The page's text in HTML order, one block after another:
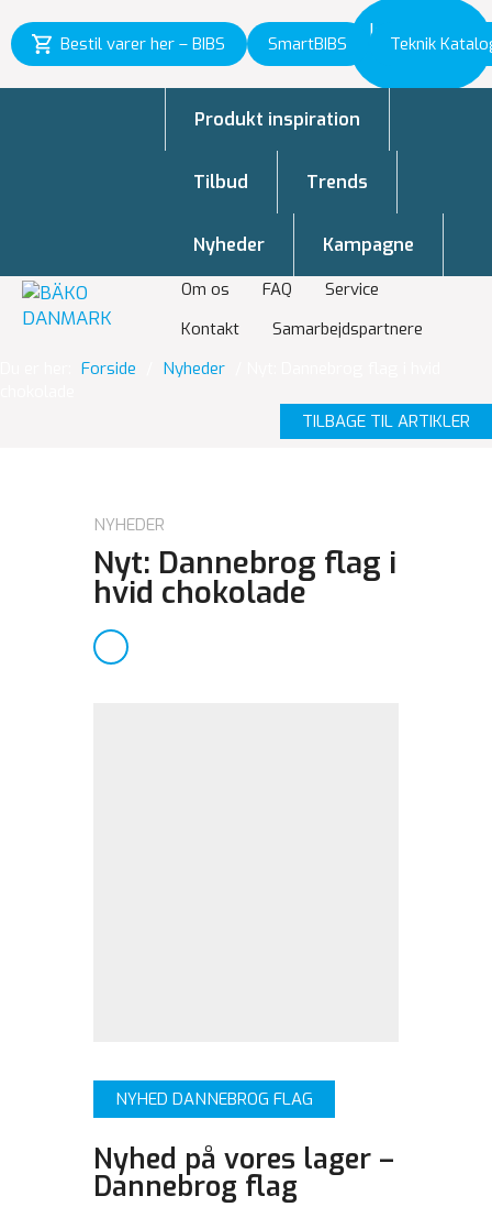
Bestil varer her – BIBS SmartBIBS Teknik
Inspiration
til vækst
Om os FAQ
Service
Kontakt
Samarbejdspartnere
Produkt inspiration
Tilbud Trends
Nyheder Kampagne
Forside Nyheder
TILBAGE TIL ARTIKLER
NYHEDER
Nyt: Dannebrog flag i
hvid chokolade
NYHED DANNEBROG FLAG
Nyhed på vores lager –
Dannebrog flag